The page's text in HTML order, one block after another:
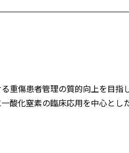
重傷患者管理の質的向上を目指
酸化窒素の臨床応用を中心とし